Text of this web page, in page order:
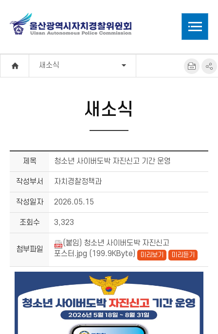
새소식
새소식
제목 청소년 사이버도박 자진신고 기간 운영
작성부서 자치경찰정책과
작성일자 2026.05.15
조회수 3,323
첨부파일
(붙임) 청소년 사이버도박 자진신고
포스터.jpg (199.9KByte)
미리보기 미리듣기